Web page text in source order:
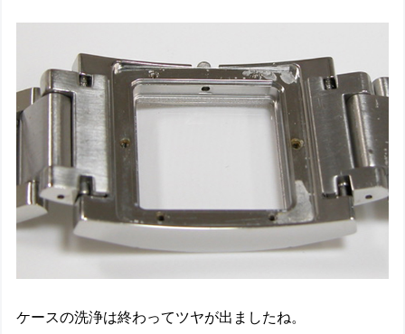
ケースの洗浄は終わってツヤが出ましたね。